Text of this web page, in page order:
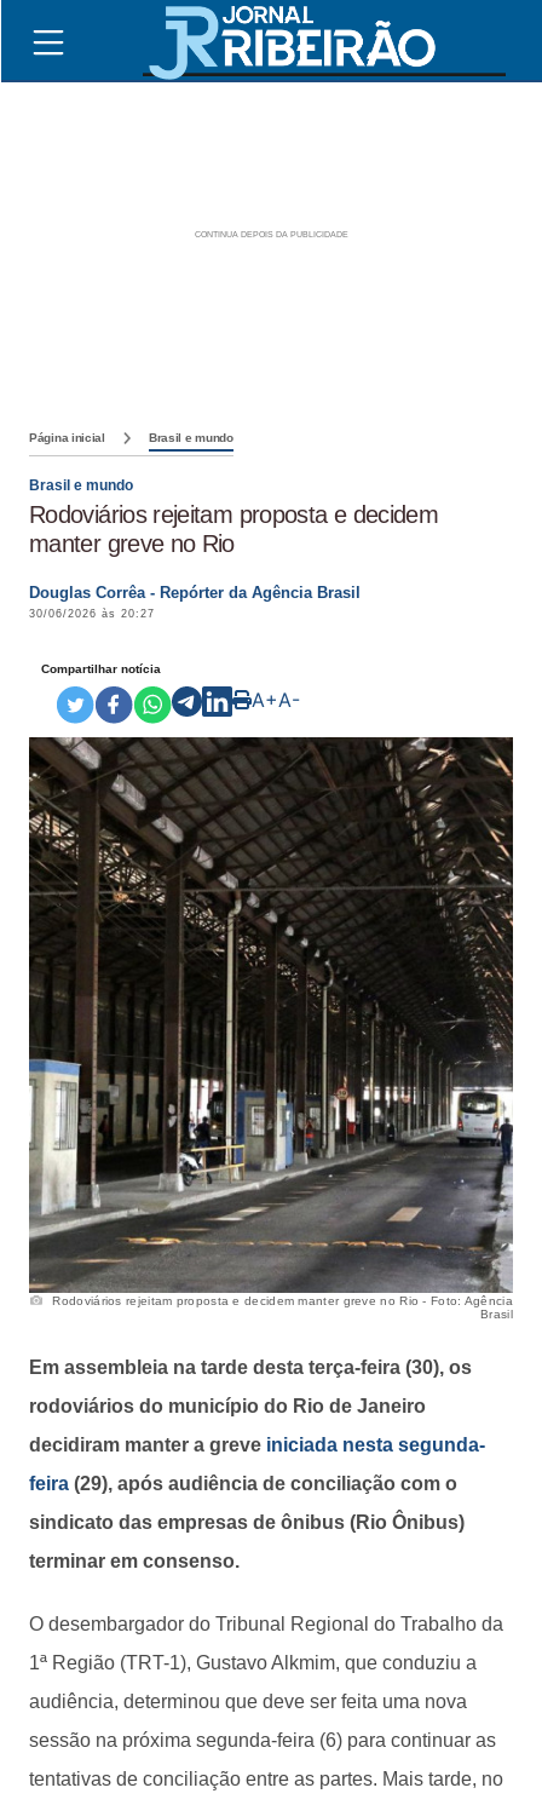
Página inicial Brasil e mundo
Brasil e mundo
Rodoviários rejeitam proposta e decidem
manter greve no Rio
Douglas Corrêa - Repórter da Agência Brasil
30/06/2026 às 20:27
Compartilhar notícia
A+A-
Rodoviários rejeitam proposta e decidem manter greve no Rio - Foto: Agência
Brasil
Em assembleia na tarde desta terça-feira (30), os
rodoviários do município do Rio de Janeiro
decidiram manter a greve iniciada nesta segunda-
feira (29), após audiência de conciliação com o
sindicato das empresas de ônibus (Rio Ônibus)
terminar em consenso.
O desembargador do Tribunal Regional do Trabalho da
1ª Região (TRT-1), Gustavo Alkmim, que conduziu a
audiência, determinou que deve ser feita uma nova
sessão na próxima segunda-feira (6) para continuar as
tentativas de conciliação entre as partes. Mais tarde, no